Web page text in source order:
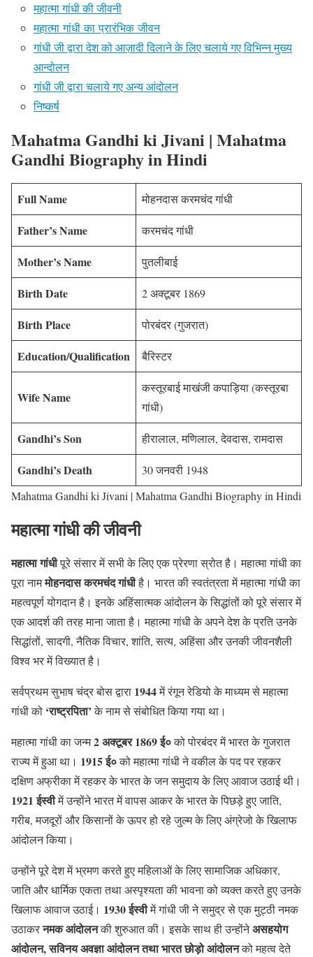
महात्मा गांधी की जीवनी
महात्मा गांधी का प्रारंभिक जीवन
गांधी जी द्वारा देश को आज़ादी दिलाने के लिए चलाये गए विभिन्न मुख्य
आन्दोलन
गांधी जी द्वारा चलाये गए अन्य आंदोलन
निष्कर्ष
Mahatma Gandhi ki Jivani | Mahatma
Gandhi Biography in Hindi
Full Name मोहनदास करमचंद गांधी
Father’s Name करमचंद गांधी
Mother’s Name पुतलीबाई
Birth Date 2 अक्टूबर 1869
Birth Place पोरबंदर (गुजरात)
Education/Qualification बैरिस्टर
Wife Name
कस्तूरबाई माखंजी कपाड़िया (कस्तूरबा
गांधी)
Gandhi’s Son हीरालाल, मणिलाल, देवदास, रामदास
Gandhi’s Death
30 जनवरी 1948
Mahatma Gandhi ki Jivani | Mahatma Gandhi Biography in Hindi
महात्मा गांधी की जीवनी
महात्मा गांधीपूरे संसार में सभी के लिए एक प्रेरणा स्रोत है। महात्मा गांधी का
पूरा नाममोहनदास करमचंद गांधीहै। भारत की स्वतंत्रता में महात्मा गांधी का
महत्वपूर्ण योगदान है। इनके अहिंसात्मक आंदोलन के सिद्धांतों को पूरे संसार में
एक आदर्श की तरह माना जाता है। महात्मा गांधी के अपने देश के प्रति उनके
सिद्धांतों, सादगी, नैतिक विचार, शांति, सत्य, अहिंसा और उनकी जीवनशैली
विश्व भर में विख्यात है।
सर्वप्रथम सुभाष चंद्र बोस द्वारा 1944में रंगून रेडियो के माध्यम से महात्मा
गांधी को ‘राष्ट्रपिता’के नाम से संबोधित किया गया था।
महात्मा गांधी का जन्म2 अक्टूबर 1869 ई०को पोरबंदर में भारत के गुजरात
राज्य में हुआ था। 1915 ई०को महात्मा गांधी ने वकील के पद पर रहकर
दक्षिण अफ्रीका में रहकर के भारत के जन समुदाय के लिए आवाज उठाई थी।
1921 ईस्वीमें उन्होंने भारत में वापस आकर के भारत के पिछड़े हुए जाति,
गरीब, मजदूरों और किसानों के ऊपर हो रहे जुल्म के लिए अंग्रेजो के खिलाफ
आंदोलन किया।
उन्होंने पूरे देश में भ्रमण करते हुए महिलाओं के लिए सामाजिक अधिकार,
जाति और धार्मिक एकता तथा अस्पृश्यता की भावना को व्यक्त करते हुए उनके
खिलाफ आवाज उठाई। 1930 ईस्वीमें गांधी जी ने समुद्र से एक मुट्ठी नमक
उठाकरनमक आंदोलनकी शुरुआत की। इसके साथ ही उन्होंनेअसहयोग
आंदोलन, सविनय अवज्ञा आंदोलन तथा भारत छोड़ो आंदोलनको महत्व देते